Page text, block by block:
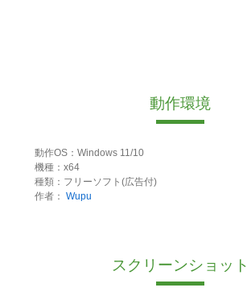
動作環境
動作OS：Windows 11/10
機種：x64
種類：フリーソフト(広告付)
作者： Wupu
スクリーンショット